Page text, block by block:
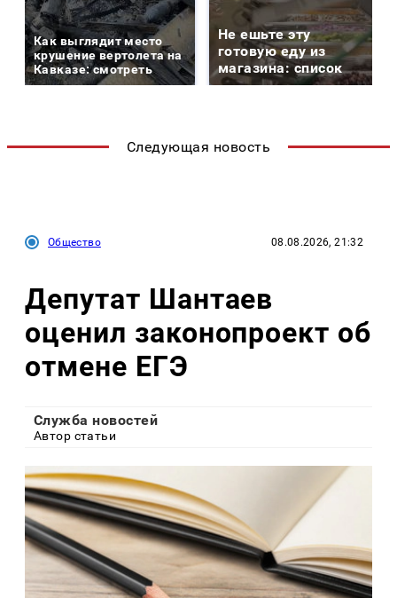
Как выглядит место
крушение вертолета на
Кавказе: смотреть
Не ешьте эту
готовую еду из
магазина: список
Следующая новость
Общество 08.08.2026, 21:32
Депутат Шантаев
оценил законопроект об
отмене ЕГЭ
Служба новостей
Автор статьи